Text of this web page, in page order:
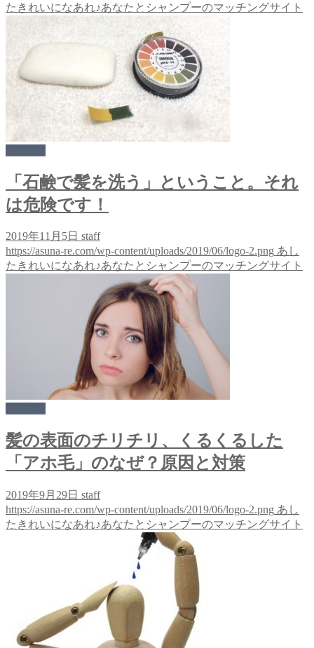
たきれいになあれ♪あなたとシャンプーのマッチングサイト
「石鹸で髪を洗う」ということ。それ
は危険です！
2019年11月5日 staff
https://asuna-re.com/wp-content/uploads/2019/06/logo-2.png あし
たきれいになあれ♪あなたとシャンプーのマッチングサイト
髪の表面のチリチリ、くるくるした
「アホ毛」のなぜ？原因と対策
2019年9月29日 staff
https://asuna-re.com/wp-content/uploads/2019/06/logo-2.png あし
たきれいになあれ♪あなたとシャンプーのマッチングサイト